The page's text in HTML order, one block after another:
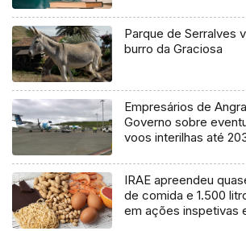
Parque de Serralves
burro da Graciosa
Empresários de
Governo sobre
voos interilhas até
IRAE apreendeu
de comida e 1.500
em ações inspetivas